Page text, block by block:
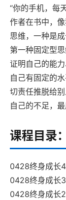
“你的手机，每
作者在书中，
思维，一种是成
第一种固定型
证明自己的能
自己有固定的
切责任推脱给
自己的不足，
课程目录：
0428终身成长
0428终身成长
0428终身成长